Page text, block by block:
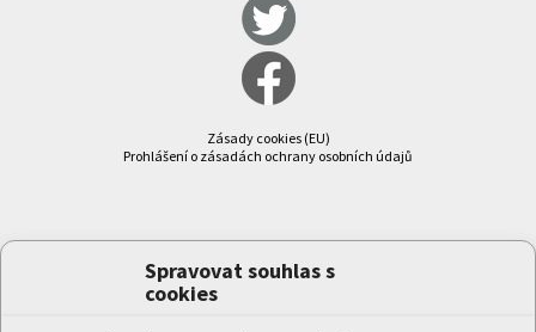
Spravovat souhlas s
cookies
Zásady cookies (EU)
Prohlášení o zásadách ochrany osobních údajů